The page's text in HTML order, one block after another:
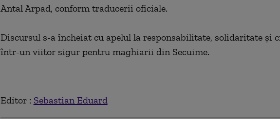
Antal Arpad, conform traducerii oficiale.
Discursul s-a încheiat cu apelul la responsabilitate, solidaritate şi
într-un viitor sigur pentru maghiarii din Secuime.
Editor : Sebastian Eduard